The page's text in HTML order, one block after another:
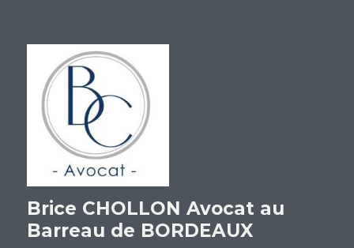
Brice CHOLLON Avocat au
Barreau de BORDEAUX